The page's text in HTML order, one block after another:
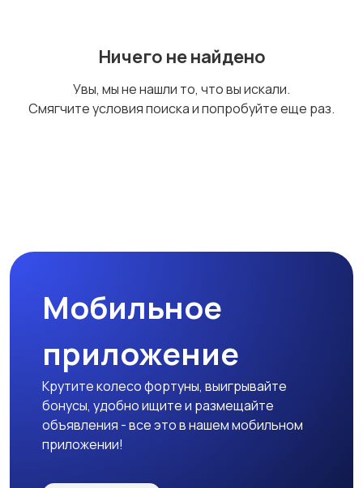
Ничего не найдено
Увы, мы не нашли то, что вы искали.
Смягчите условия поиска и попробуйте еще раз.
Мобильное
приложение
Крутите колесо фортуны, выигрывайте
бонусы, удобно ищите и размещайте
объявления - все это в нашем мобильном
приложении!